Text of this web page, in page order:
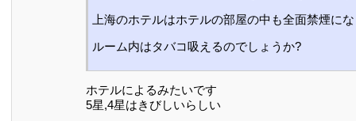
上海のホテルはホテルの部屋の中も全面禁煙に
ルーム内はタバコ吸えるのでしょうか?
ホテルによるみたいです
5星,4星はきびしいらしい